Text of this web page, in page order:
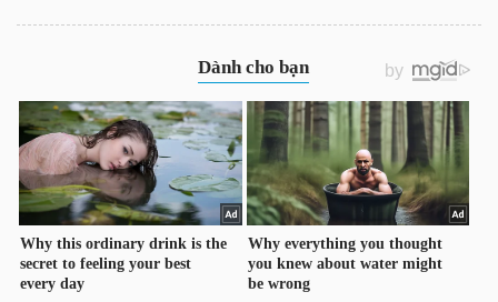
HÓA
KINH
TẾ